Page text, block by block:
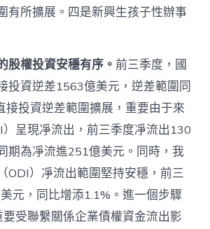
有所擴展。四是新興生孩子性辦事
股權投資安穩有序。 前三季度，國
投資逆差1563億美元，逆差範圍同
接投資逆差範圍擴展，重要由于來
呈現凈流出，前三季度凈流出130
期為凈流進251億美元。同時，我
ODI）凈流出範圍堅持安穩，前三
元，同比增添1.1%。進一個步驟
受聯繫關係企業債權資金流出影